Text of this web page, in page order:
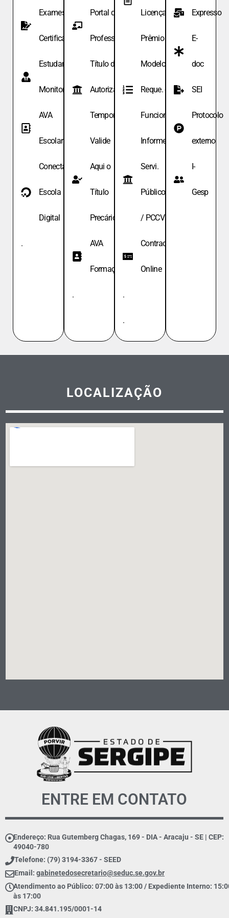
Exames de
Certificação
Estudante
Monitor
AVA
Escolar
Conecta
Escola
Digital
.
Portal do
Professor
Título de
Autoriza.
Temporária
Valide
Aqui o
Título
Precário
AVA
Formação
.
Licença
Prêmio
Modelo de
Reque. de
Funcionário
Informe
Servi.
Públicos
/ PCCV
Contracheque
Online
.
.
Expresso
E-
doc
SEI
Protocolo
externo
I-
Gesp
LOCALIZAÇÃO
ENTRE EM CONTATO
Endereço: Rua Gutemberg Chagas, 169 - DIA - Aracaju - SE | CEP:
49040-780
Telefone: (79) 3194-3367 - SEED
Email: gabinetedosecretario@seduc.se.gov.br
Atendimento ao Público: 07:00 às 13:00 / Expediente Interno:
às 17:00
CNPJ: 34.841.195/0001-14